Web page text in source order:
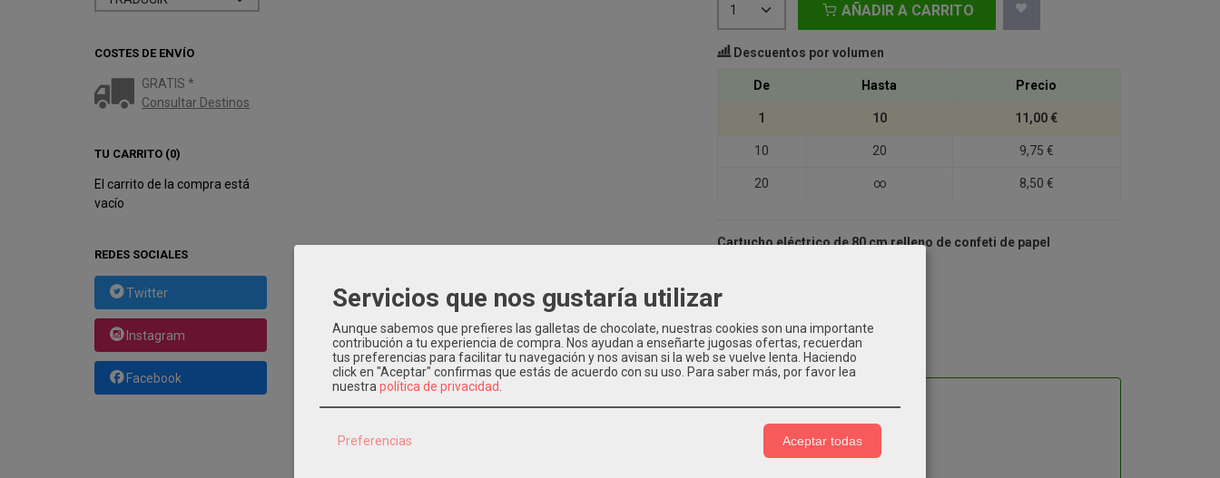
COSTES DE ENVÍO
GRATIS *
Consultar Destinos
TU CARRITO (0)
El carrito de la compra está
vacío
REDES SOCIALES
Twitter
Instagram
Facebook
AÑADIR A CARRITO
Descuentos por volumen
De Hasta Precio
1 10 11,00 €
10 20 9,75 €
20 ∞ 8,50 €
Cartucho eléctrico de 80 cm relleno de confeti de papel
Categoría:MAQUINAS DE CONFETTI|Tags:canon-confetti|Comentarios
Cartucho eléctrico de 80 cm relleno de confeti de papel rectangular multicolor.
Servicios que nos gustaría utilizar
Aunque sabemos que prefieres las galletas de chocolate, nuestras cookies son una importante
contribución a tu experiencia de compra. Nos ayudan a enseñarte jugosas ofertas, recuerdan
tus preferencias para facilitar tu navegación y nos avisan si la web se vuelve lenta. Haciendo
click en "Aceptar" confirmas que estás de acuerdo con su uso. Para saber más, por favor lea
nuestrapolítica de privacidad.
Preferencias Aceptar todas